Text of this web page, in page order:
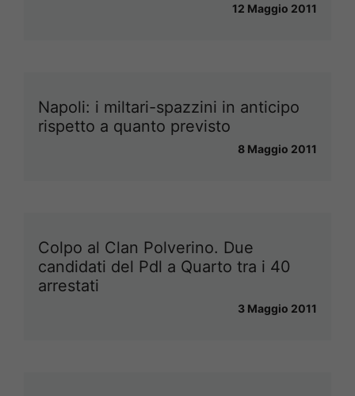
12 Maggio 2011
Napoli: i miltari-spazzini in anticipo
rispetto a quanto previsto
8 Maggio 2011
Colpo al Clan Polverino. Due
candidati del Pdl a Quarto tra i 40
arrestati
3 Maggio 2011